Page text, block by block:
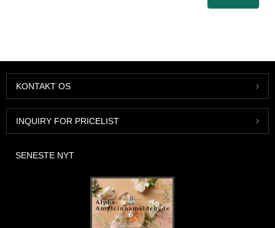
KONTAKT OS
INQUIRY FOR PRICELIST
SENESTE NYT